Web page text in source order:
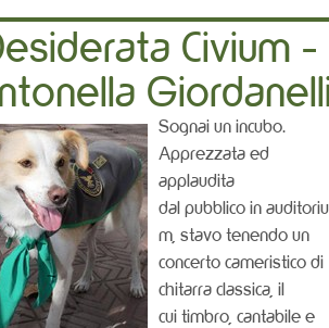
Civium -
Sognai un incubo.
Apprezzata ed
applaudita
dal pubblico in auditoriu
m, stavo tenendo un
concerto cameristico di
chitarra classica, il
cui timbro, cantabile e